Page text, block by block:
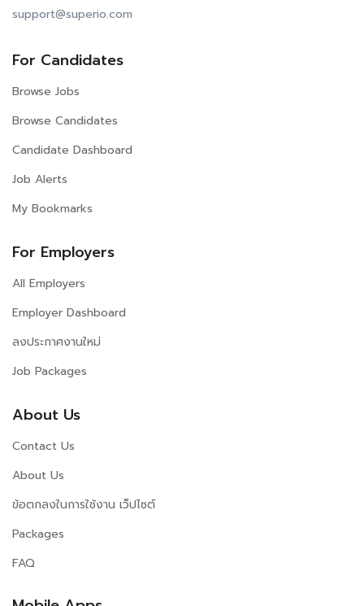
support@superio.com
For Candidates
Browse Jobs
Browse Candidates
Candidate Dashboard
Job Alerts
My Bookmarks
For Employers
All Employers
Employer Dashboard
ลงประกาศงานใหม่
Job Packages
About Us
Contact Us
About Us
ข้อตกลงในการใช้งาน เว็ปไซต์
Packages
FAQ